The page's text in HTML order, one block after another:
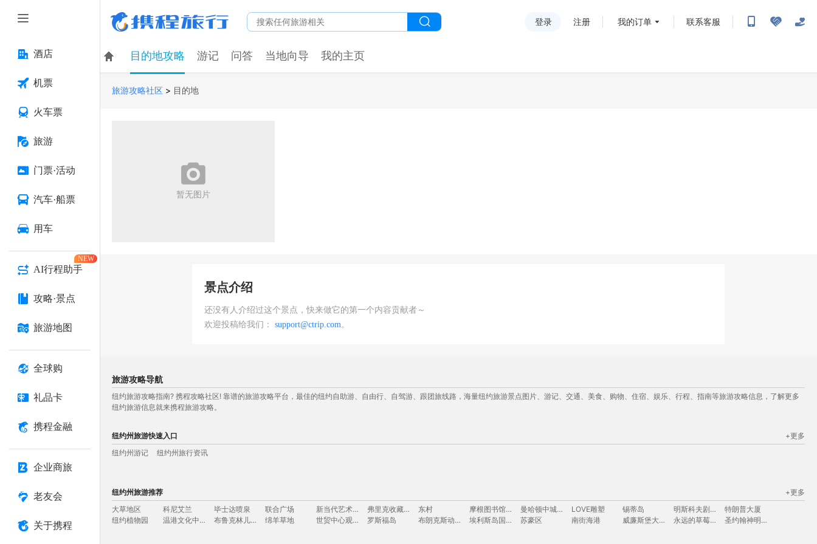
酒店
机票
火车票
旅游
门票·活动
汽车·船票
用车
AI行程助手
NEW
攻略·景点
旅游地图
全球购
礼品卡
携程金融
企业商旅
老友会
关于携程
登录 注册 我的订单 联系客服
目的地攻略 游记 问答 当地向导 我的主页
旅游攻略社区 > 目的地

暂无图片
景点介绍
还没有人介绍过这个景点，快来做它的第一个内容贡献者～
欢迎投稿给我们： support@ctrip.com。
旅游攻略导航
纽约旅游攻略指南? 携程攻略社区! 靠谱的旅游攻略平台，最佳的纽约自助游、自由行、自驾游、跟团旅线路，海量纽约旅游景点图片、游记、交通、美食、购物、住宿、娱乐、行程、指南等旅游攻略信息，了解更多
纽约旅游信息就来携程旅游攻略。
纽约州旅游快速入口
+更多
纽约州游记
纽约州旅行资讯
纽约
New York
纽约州旅游推荐
+更多
大草地区
科尼艾兰 毕士达喷泉 联合广场 新当代艺术博物馆 弗里克收藏馆 东村 摩根图书馆与博物馆 曼哈顿中城天际线 LOVE雕塑 锡蒂岛 明斯科夫剧院
特朗普大厦
纽约植物园
温港文化中心植物园 布鲁克林儿童博物馆 绵羊草地 世贸中心观景台 罗斯福岛 布朗克斯动物园 埃利斯岛国家移民博物馆 苏豪区 南街海港 威廉斯堡大桥 永远的草莓地
圣约翰神明大教堂